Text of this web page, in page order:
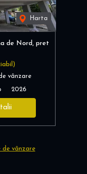
Harta
de Nord, pret
vânzare
2026
de vânzare